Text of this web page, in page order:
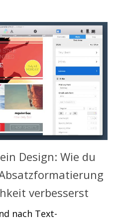
Design: Wie du
verbesserst
nach Text-